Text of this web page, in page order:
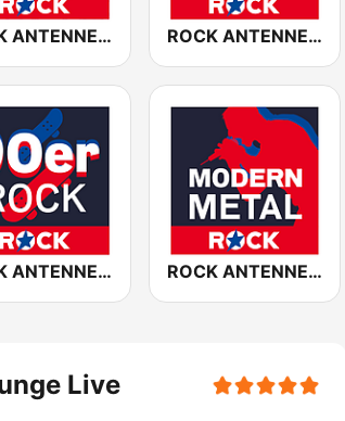
ROCK ANTENNE Gothic ROCK ANTENNE Hair Metal
ROCK ANTENNE 90er Rock ROCK ANTENNE Modern Metal
Live